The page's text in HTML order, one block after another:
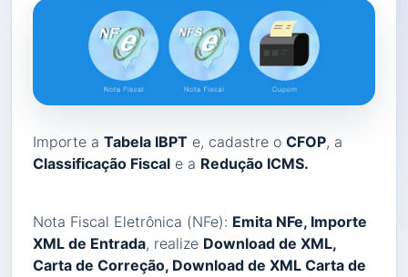
Importe a Tabela IBPT e, cadastre o CFOP, a
Classificação Fiscal e a Redução ICMS.
Nota Fiscal Eletrônica (NFe): Emita NFe, Importe
XML de Entrada, realize Download de XML,
Carta de Correção, Download de XML Carta de